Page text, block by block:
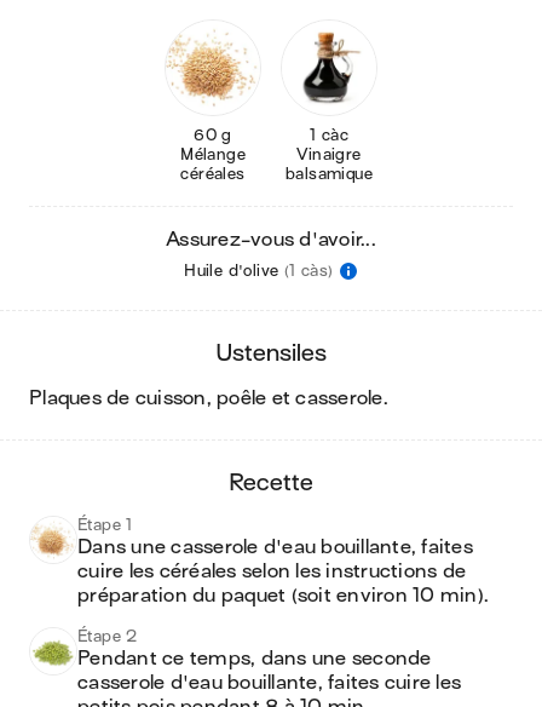
60 g
Mélange
céréales
1 càc
Vinaigre
balsamique
Assurez-vous d'avoir...
Huile d'olive (1 càs)
ustensiles
plaques de cuisson, poêle et casserole.
recette
Étape 1
Dans une casserole d'eau bouillante, faites
cuire les céréales selon les instructions de
préparation du paquet (soit environ 10 min).
Étape 2
Pendant ce temps, dans une seconde
casserole d'eau bouillante, faites cuire les